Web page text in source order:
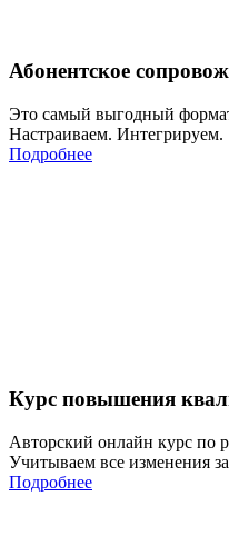
Абонентское
Это самый выгодный
Настраиваем. Интегрируем.
Подробнее
Курс повышения
Авторский онлайн курс по
Учитываем все изменения
Подробнее